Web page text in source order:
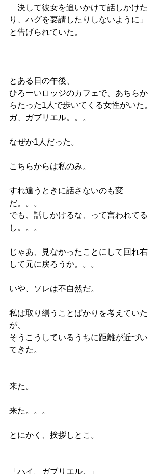
決して彼女を追いかけて話しかけた
り、ハグを要請したりしないように」
と告げられていた。
とある日の午後、
ひろーいロッジのカフェで、あちらか
らたった1人で歩いてくる女性がいた。
ガ、ガブリエル。。。
なぜか1人だった。
こちらからは私のみ。
すれ違うときに話さないのも変
だ。。。
でも、話しかけるな、って言われてる
し。。。
じゃあ、見なかったことにして回れ右
して元に戻ろうか。。。
いや、ソレは不自然だ。
私は取り繕うことばかりを考えていた
が、
そうこうしているうちに距離が近づい
てきた。
来た。
来た。。。
とにかく、挨拶しとこ。
「ハイ、ガブリエル。」